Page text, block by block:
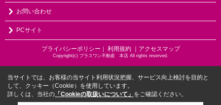
お問い合わせ
PCサイト
プライバシーポリシー ｜ 利用規約 ｜アクセスマップ
Copyright(c) プラスワン不動産 本店 All rights reserved.
当サイトでは、お客様の当サイト利用状況把握、サービス向上検討を目的と
して、クッキー（Cookie）を使用しています。
詳しくは、当社の 「Cookieの取扱いについて」 をご確認ください。